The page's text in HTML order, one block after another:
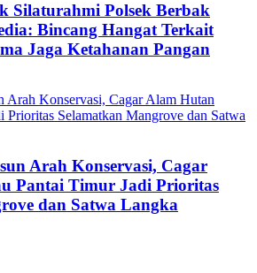
Silaturahmi Polsek Berbak
Bincang Hangat Terkait
Jaga Ketahanan Pangan
Arah Konservasi, Cagar
Pantai Timur Jadi Prioritas
dan Satwa Langka